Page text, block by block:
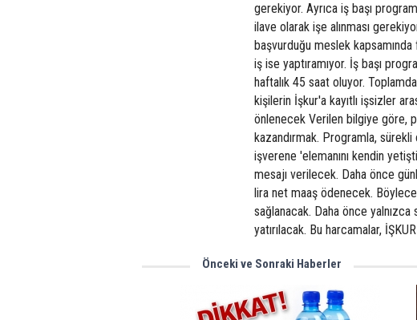
gerekiyor. Ayrıca iş başı
ilave olarak işe alınması
başvurduğu meslek kapsamında
iş ise yaptıramıyor. İş başı
haftalık 45 saat oluyor.
kişilerin İşkur'a kayıtlı işsizler
önlenecek Verilen bilgiye göre,
kazandırmak. Programla,
işverene 'elemanını kendin
mesajı verilecek. Daha önce
lira net maaş ödenecek.
sağlanacak. Daha önce yalnızca
yatırılacak. Bu harcamalar,
Önceki ve Sonraki Haberler